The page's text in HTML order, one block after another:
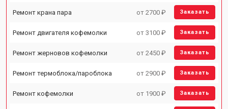
Ремонт крана пара от 2700 ₽ Заказать
Ремонт двигателя кофемолки от 3100 ₽ Заказать
Ремонт жерновов кофемолки от 2450 ₽ Заказать
Ремонт термоблока/пароблока от 2900 ₽ Заказать
Ремонт кофемолки от 1900 ₽ Заказать